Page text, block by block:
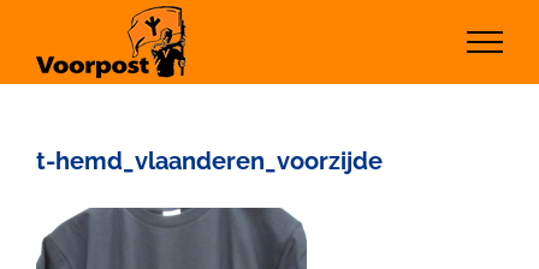
inhoud
t-hemd_vlaanderen_voorzijde